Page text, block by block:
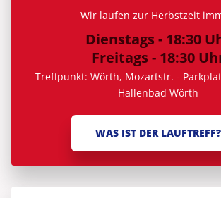
Wir laufen zur Herbstzeit
Dienstags - 18:30
Freitags - 18:30
Treffpunkt: Wörth, Mozartstr. -
Hallenbad Wörth
WAS IST DER LAUFTREFF?